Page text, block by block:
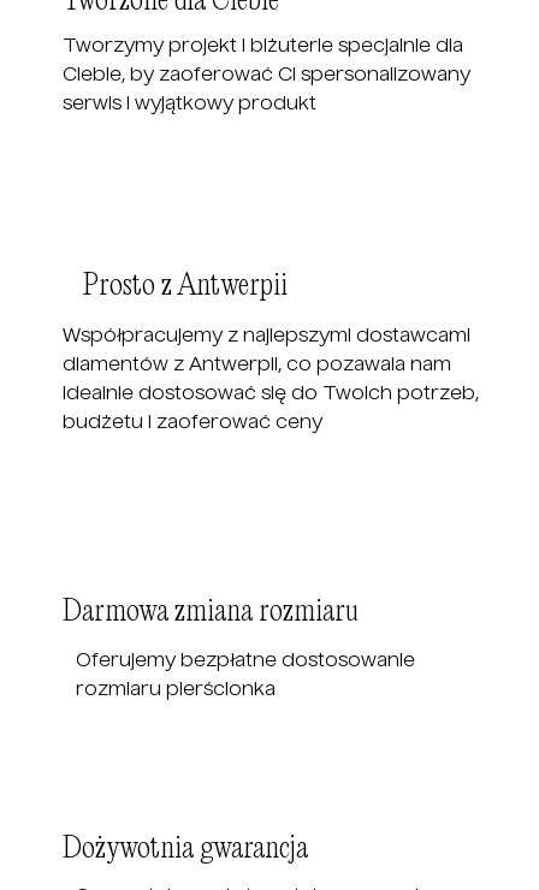
Tworzymy projekt i biżuterie specjalnie dla
Ciebie, by zaoferować Ci spersonalizowany
serwis i wyjątkowy produkt
Prosto z Antwerpii
Współpracujemy z najlepszymi dostawcami
diamentów z Antwerpii, co pozawala nam
idealnie dostosować się do Twoich potrzeb,
budżetu i zaoferować ceny
Darmowa zmiana rozmiaru
Oferujemy bezpłatne dostosowanie
rozmiaru pierścionka
Dożywotnia gwarancja